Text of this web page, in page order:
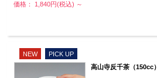
価格： 1,840円(税込) ～
NEW
PICK UP
高山寺反千茶（150cc）